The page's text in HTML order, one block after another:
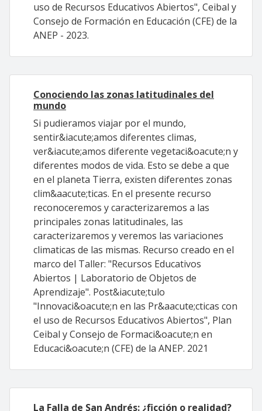
uso de Recursos Educativos Abiertos", Ceibal y
Consejo de Formación en Educación (CFE) de la
ANEP - 2023.
Conociendo las zonas latitudinales del
mundo
Si pudieramos viajar por el mundo,
sentir&iacute;amos diferentes climas,
ver&iacute;amos diferente vegetaci&oacute;n y
diferentes modos de vida. Esto se debe a que
en el planeta Tierra, existen diferentes zonas
clim&aacute;ticas. En el presente recurso
reconoceremos y caracterizaremos a las
principales zonas latitudinales, las
caracterizaremos y veremos las variaciones
climaticas de las mismas. Recurso creado en el
marco del Taller: "Recursos Educativos
Abiertos | Laboratorio de Objetos de
Aprendizaje". Post&iacute;tulo
"Innovaci&oacute;n en las Pr&aacute;cticas con
el uso de Recursos Educativos Abiertos", Plan
Ceibal y Consejo de Formaci&oacute;n en
Educaci&oacute;n (CFE) de la ANEP. 2021
La Falla de San Andrés: ¿ficción o realidad?